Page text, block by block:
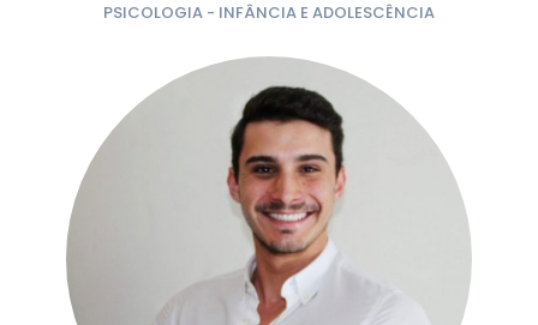
PSICOLOGIA - INFÂNCIA E ADOLESCÊNCIA